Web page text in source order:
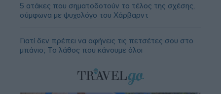
5 ατάκες που σηματοδοτούν το τέλος της σχέσης,
σύμφωνα με ψυχολόγο του Χάρβαρντ
Γιατί δεν πρέπει να αφήνεις τις πετσέτες σου στο
μπάνιο; Το λάθος που κάνουμε όλοι